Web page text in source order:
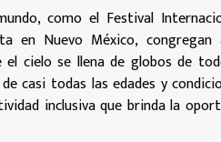
como el Festival
en Nuevo México,
cielo se llena de globos de
casi todas las edades y
inclusiva que brinda la